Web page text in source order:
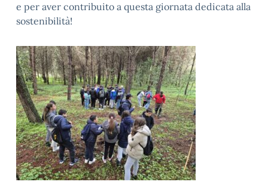
e per aver contribuito a questa giornata dedicata alla
sostenibilità!